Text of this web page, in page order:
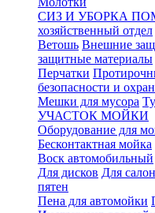
СИЗ И УБОРКА
хозяйственный отдел
Ветошь Внешние
защитные материалы
Перчатки
безопасности и
Мешки для мусора
УЧАСТОК МОЙКИ
Оборудование для
Бесконтактная мойка
Воск автомобильный
Для дисков Для
пятен
Пена для автомойки